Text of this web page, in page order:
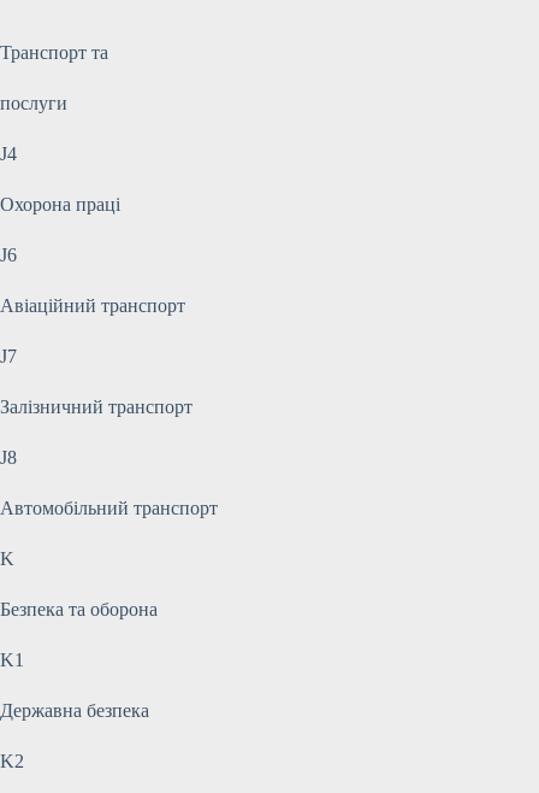
Транспорт та
послуги
J4
Охорона праці
J6
Авіаційний транспорт
J7
Залізничний транспорт
J8
Автомобільний транспорт
K
Безпека та оборона
K1
Державна безпека
K2